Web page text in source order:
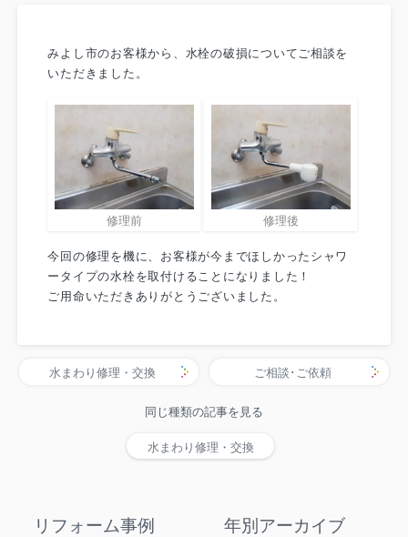
みよし市のお客様から、水栓の破損についてご相談を
いただきました。
修理前 修理後
今回の修理を機に、お客様が今までほしかったシャワ
ータイプの水栓を取付けることになりました！
ご用命いただきありがとうございました。
水まわり修理・交換 ご相談･ご依頼
同じ種類の記事を見る
水まわり修理・交換
リフォーム事例 年別アーカイブ